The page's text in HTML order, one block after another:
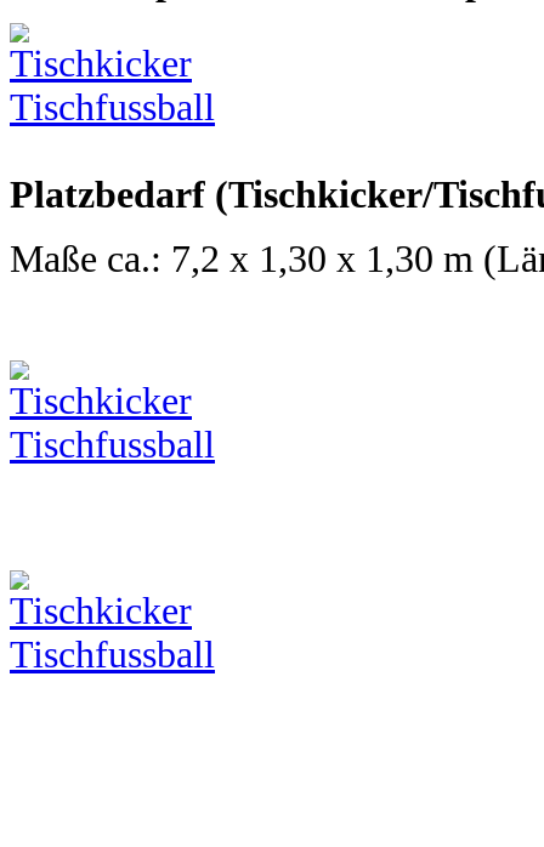
Platzbedarf (Tischkicker/
Maße ca.: 7,2 x 1,30 x 1,30 m